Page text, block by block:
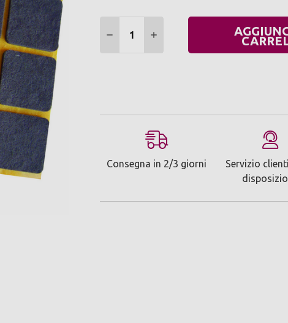
DIMINUIRE QUANTITÀ:
AUMENTARE QUANTITÀ:
Consegna in 2/3 giorni
Servizio